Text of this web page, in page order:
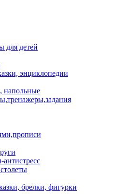
для детей
энциклопедии
напольные
брелки, фигурки